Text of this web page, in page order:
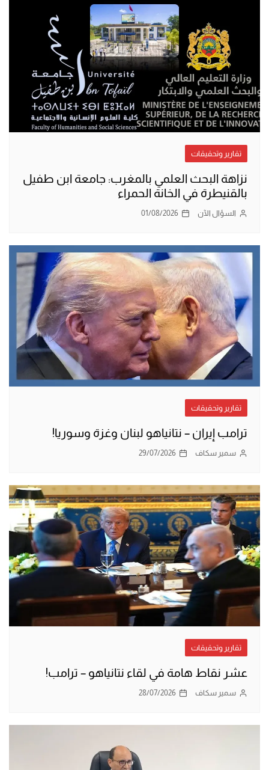
تقارير وتحقيقات
نزاهة البحث العلمي بالمغرب: جامعة ابن طفيل
بالقنيطرة في الخانة الحمراء
السؤال الآن 01/08/2026
تقارير وتحقيقات
ترامب إيران – نتانياهو لبنان وغزة وسوريا!
سمير سكاف 29/07/2026
تقارير وتحقيقات
عشر نقاط هامة في لقاء نتانياهو – ترامب!
سمير سكاف 28/07/2026